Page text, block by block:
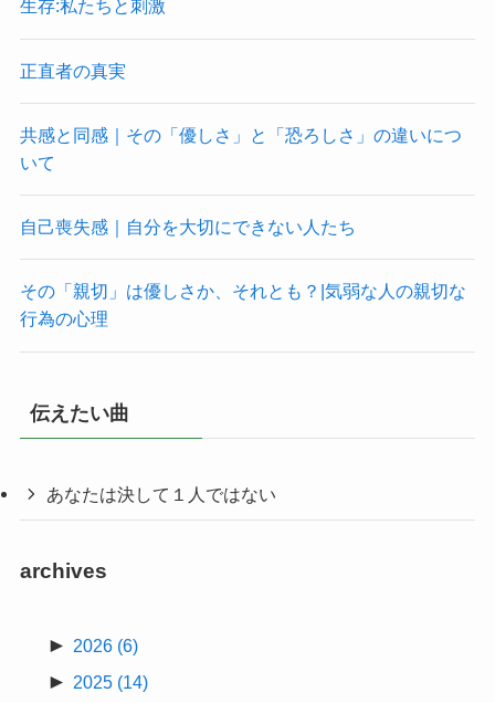
生存:私たちと刺激
正直者の真実
共感と同感｜その「優しさ」と「恐ろしさ」の違いにつ
いて
自己喪失感｜自分を大切にできない人たち
その「親切」は優しさか、それとも？|気弱な人の親切な
行為の心理
伝えたい曲
あなたは決して１人ではない
archives
► 2026 (6)
► 2025 (14)